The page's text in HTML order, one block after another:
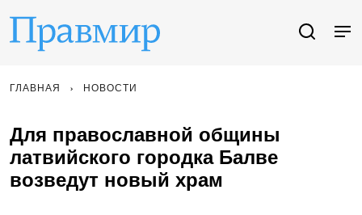
ГЛАВНАЯ НОВОСТИ
Для православной общины
латвийского городка Балве
возведут новый храм